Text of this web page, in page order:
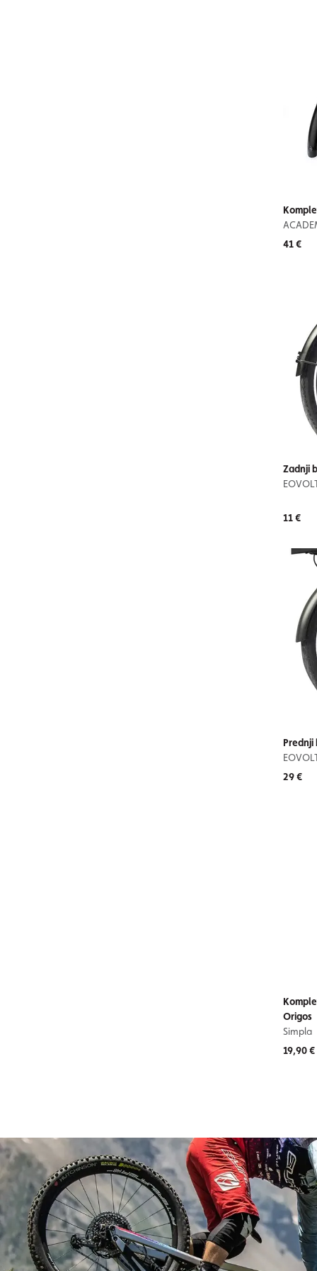
41 €
Zadnji
11 €
Prednji
29 €
Origos
Simpla
19,90 €